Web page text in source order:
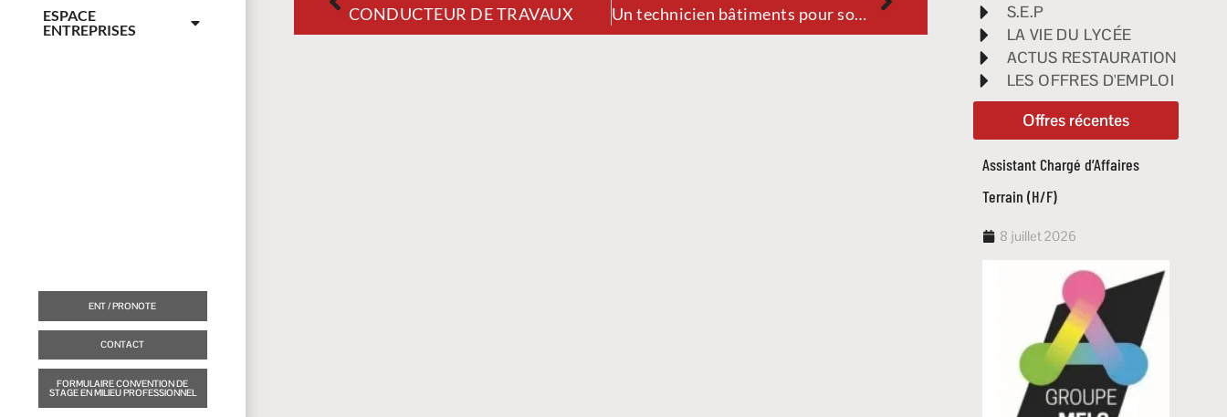
ESPACE
ENTREPRISES
ENT / PRONOTE
CONTACT
FORMULAIRE CONVENTION DE
STAGE EN MILIEU PROFESSIONNEL
CONDUCTEUR DE TRAVAUX Un technicien bâtiments pour son service études et travaux neufs (h/f)
S.E.P
LA VIE DU LYCÉE
ACTUS RESTAURATION
LES OFFRES D'EMPLOI
Offres récentes
Assistant Chargé d’Affaires
Terrain (H/F)
8 juillet 2026